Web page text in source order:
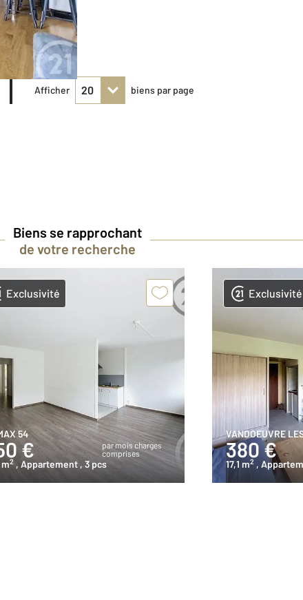
Afficher biens par page
Biens se rapprochant
de votre recherche
Exclusivité
54
€
par mois charges
comprises
m2 , Appartement , 3 pcs
Exclusivité
VANDOEUVRE
380 €
17,1 m2 ,